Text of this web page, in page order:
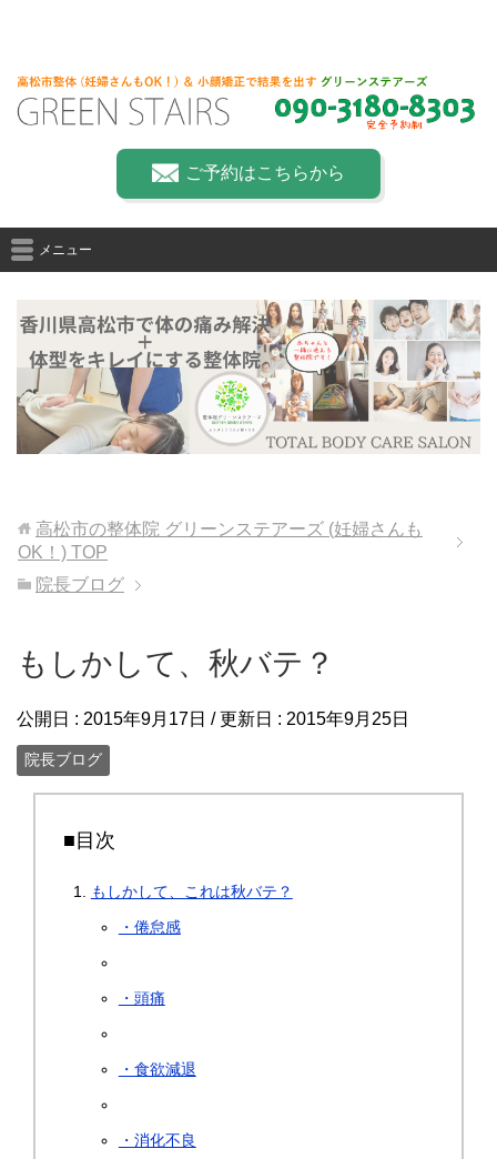
ご予約はこちらから
メニュー
高松市の整体院 グリーンステアーズ (妊婦さんも
OK！) TOP
院長ブログ
もしかして、秋バテ？
公開日 : 2015年9月17日 / 更新日 : 2015年9月25日
院長ブログ
■目次
もしかして、これは秋バテ？
・倦怠感
・頭痛
・食欲減退
・消化不良